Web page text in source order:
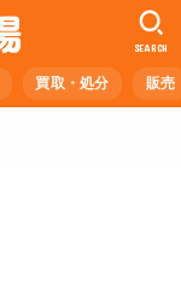
買取・処分 販売
SEARCH